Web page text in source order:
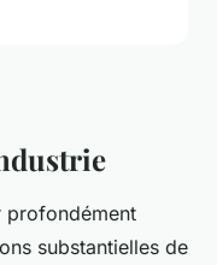
profondément
substantielles de